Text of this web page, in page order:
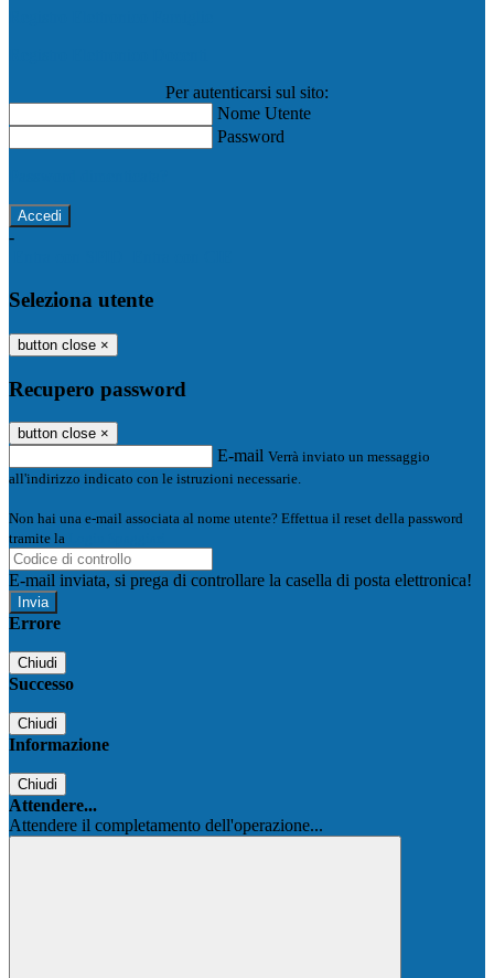
Per autenticarsi sul sito:
Nome Utente
Password
-
Seleziona utente
button close ×
Recupero password
button close ×
E-mail Verrà inviato un messaggio
all'indirizzo indicato con le istruzioni necessarie.
Non hai una e-mail associata al nome utente? Effettua il reset della password
tramite la
E-mail inviata, si prega di controllare la casella di posta elettronica!
Errore
Chiudi
Successo
Chiudi
Informazione
Chiudi
Attendere...
Attendere il completamento dell'operazione...